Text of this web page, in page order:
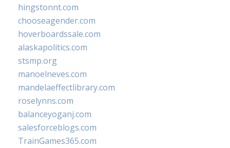
hingstonnt.com
chooseagender.com
hoverboardssale.com
alaskapolitics.com
stsmp.org
manoelneves.com
mandelaeffectlibrary.com
roselynns.com
balanceyoganj.com
salesforceblogs.com
TrainGames365.com